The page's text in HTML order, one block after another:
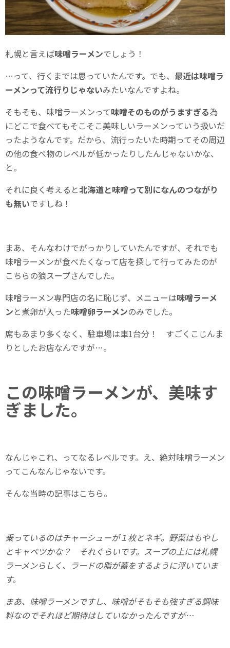
札幌と言えば味噌ラーメンでしょう！
…って、行くまでは思っていたんです。でも、 最近は味噌ラ
ーメンって流行りじゃないみたいなんですよね。
そもそも、味噌ラーメンって味噌そのものがうますぎる為
にどこで食べてもそこそこ美味しいラーメンっていう扱いだ
ったようなんです。だから、流行ったいた時期ってその周辺
の他の食べ物のレベルが低かったりしたんじゃないかな、
と。
それに良く考えると北海道と味噌って別になんのつながり
も無いですしね！
まあ、そんなわけでがっかりしていたんですが、それでも
味噌ラーメンが食べたくなって店を探して行ってみたのが
こちらの狼スープさんでした。
味噌ラーメン専門店の名に恥じず、メニューは味噌ラーメ
ンと煮卵が入った味噌卵ラーメンのみでした。
席もあまり多くなく、駐車場は車1台分！ すごくこじんま
りとしたお店なんですが…。
この味噌ラーメンが、美味す
ぎました。
なんじゃこれ、ってなるレベルです。え、絶対味噌ラーメン
ってこんなんじゃないです。
そんな当時の記事はこちら。
乗っているのはチャーシューが１枚とネギ。野菜はもやし
とキャベツかな？ それぐらいです。スープの上には札幌
ラーメンらしく、ラードの脂が蓋をするように浮いていま
す。
まあ、味噌ラーメンですし、味噌がそもそも強すぎる調味
料なのでそれほど期待はしていなかったんですが…